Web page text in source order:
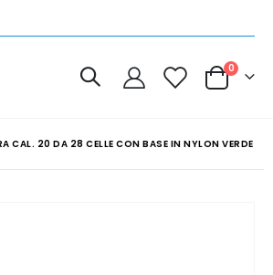
Cart
0
CAL. 20 DA 28 CELLE CON BASE IN NYLON VERDE